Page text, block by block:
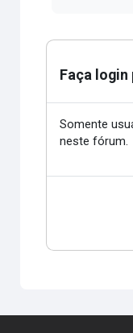
Faça
Somente
neste fórum.